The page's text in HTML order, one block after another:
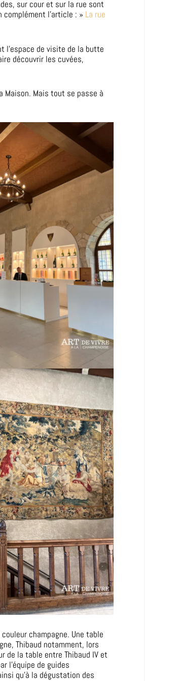
sur cour et sur la rue sont
l’article : » La rue
l’espace de visite de la butte
découvrir les cuvées,
Maison. Mais tout se passe à
champagne. Une table
Thibaud notamment, lors
de la table entre Thibaud IV et
l’équipe de guides
qu’à la dégustation des